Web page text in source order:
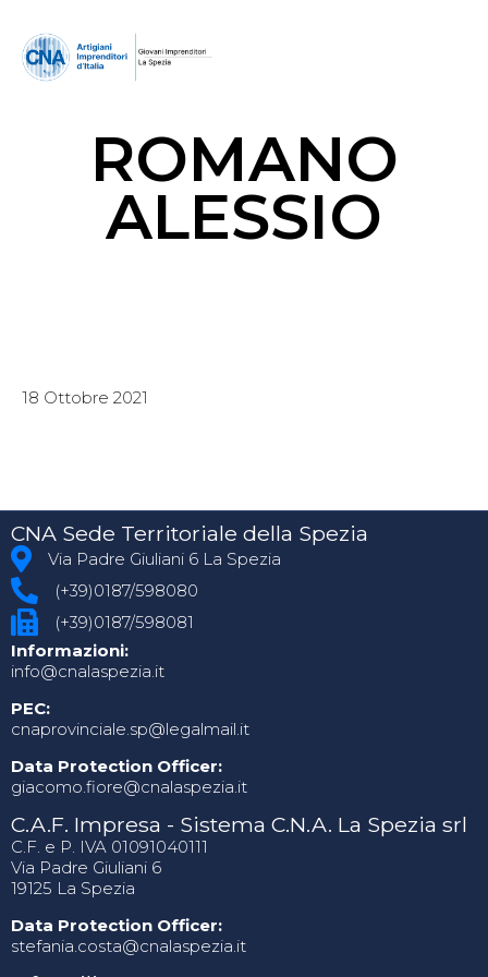
ROMANO
ALESSIO
18 Ottobre 2021
CNA Sede Territoriale della Spezia
Via Padre Giuliani 6 La Spezia
(+39)0187/598080
(+39)0187/598081
Informazioni:
info@cnalaspezia.it
PEC:
cnaprovinciale.sp@legalmail.it
Data Protection Officer:
giacomo.fiore@cnalaspezia.it
C.A.F. Impresa - Sistema C.N.A. La Spezia srl
C.F. e P. IVA 01091040111
Via Padre Giuliani 6
19125 La Spezia
Data Protection Officer:
stefania.costa@cnalaspezia.it